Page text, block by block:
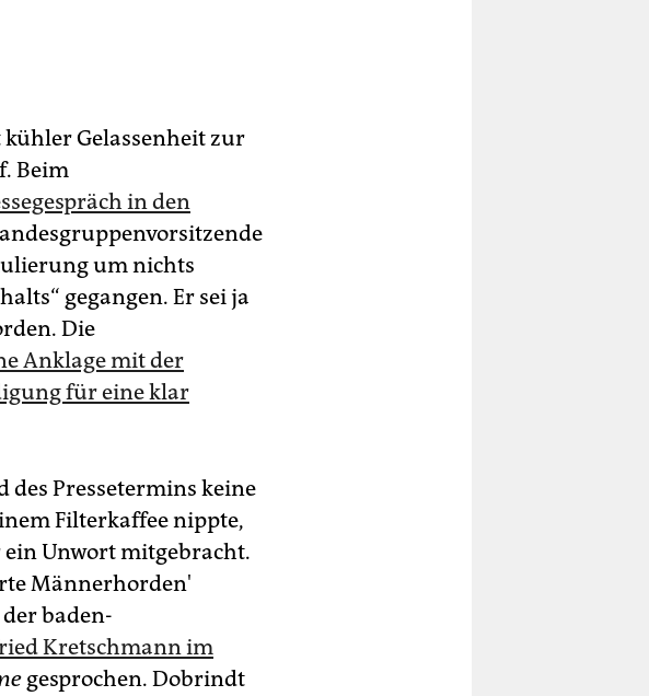
Gelassenheit zur
Beim
in den
um nichts
gegangen. Er sei ja
Die
Anklage mit der
für eine klar
Pressetermins keine
Filterkaffee nippte,
ein Unwort mitgebracht.
Männerhorden'
baden-
Kretschmann im
gesprochen. Dobrindt